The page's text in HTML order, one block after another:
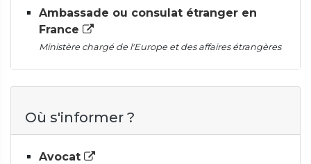
Ambassade ou consulat étranger en
France
Ministère chargé de l'Europe et des affaires étrangères
Où s'informer ?
Avocat